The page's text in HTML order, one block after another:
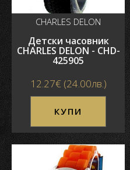
CHARLES DELON
Детски часовник
CHARLES DELON - CHD-
425905
12.27€ (24.00лв.)
КУПИ